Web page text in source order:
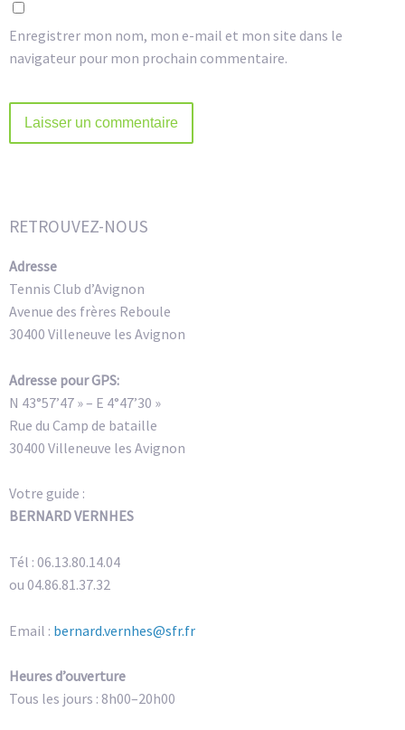
Enregistrer mon nom, mon e-mail et mon site dans le
navigateur pour mon prochain commentaire.
RETROUVEZ-NOUS
Adresse
Tennis Club d’Avignon
Avenue des frères Reboule
30400 Villeneuve les Avignon
Adresse pour GPS:
N 43°57’47 » – E 4°47’30 »
Rue du Camp de bataille
30400 Villeneuve les Avignon
Votre guide :
BERNARD VERNHES
Tél : 06.13.80.14.04
ou 04.86.81.37.32
Email : bernard.vernhes@sfr.fr
Heures d’ouverture
Tous les jours : 8h00–20h00